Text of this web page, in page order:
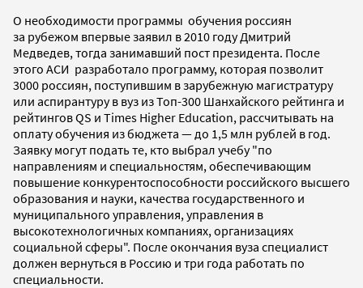
О необходимости программы обучения россиян
за рубежом впервые заявил в 2010 году Дмитрий
Медведев, тогда занимавший пост президента. После
этого АСИ разработало программу, которая позволит
3000 россиян, поступившим в зарубежную магистратуру
или аспирантуру в вуз из Топ-300 Шанхайского рейтинга и
рейтингов QS и Times Higher Education, рассчитывать на
оплату обучения из бюджета — до 1,5 млн рублей в год.
Заявку могут подать те, кто выбрал учебу "по
направлениям и специальностям, обеспечивающим
повышение конкурентоспособности российского высшего
образования и науки, качества государственного и
муниципального управления, управления в
высокотехнологичных компаниях, организациях
социальной сферы". После окончания вуза специалист
должен вернуться в Россию и три года работать по
специальности.